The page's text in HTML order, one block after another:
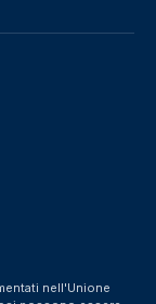
nell'Unione